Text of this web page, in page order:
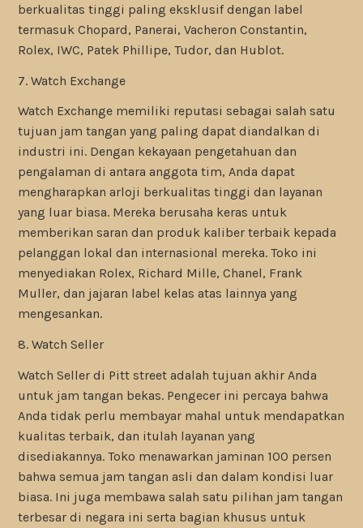
berkualitas tinggi paling eksklusif dengan label
termasuk Chopard, Panerai, Vacheron Constantin,
Rolex, IWC, Patek Phillipe, Tudor, dan Hublot.
7. Watch Exchange
Watch Exchange memiliki reputasi sebagai salah satu
tujuan jam tangan yang paling dapat diandalkan di
industri ini. Dengan kekayaan pengetahuan dan
pengalaman di antara anggota tim, Anda dapat
mengharapkan arloji berkualitas tinggi dan layanan
yang luar biasa. Mereka berusaha keras untuk
memberikan saran dan produk kaliber terbaik kepada
pelanggan lokal dan internasional mereka. Toko ini
menyediakan Rolex, Richard Mille, Chanel, Frank
Muller, dan jajaran label kelas atas lainnya yang
mengesankan.
8. Watch Seller
Watch Seller di Pitt street adalah tujuan akhir Anda
untuk jam tangan bekas. Pengecer ini percaya bahwa
Anda tidak perlu membayar mahal untuk mendapatkan
kualitas terbaik, dan itulah layanan yang
disediakannya. Toko menawarkan jaminan 100 persen
bahwa semua jam tangan asli dan dalam kondisi luar
biasa. Ini juga membawa salah satu pilihan jam tangan
terbesar di negara ini serta bagian khusus untuk